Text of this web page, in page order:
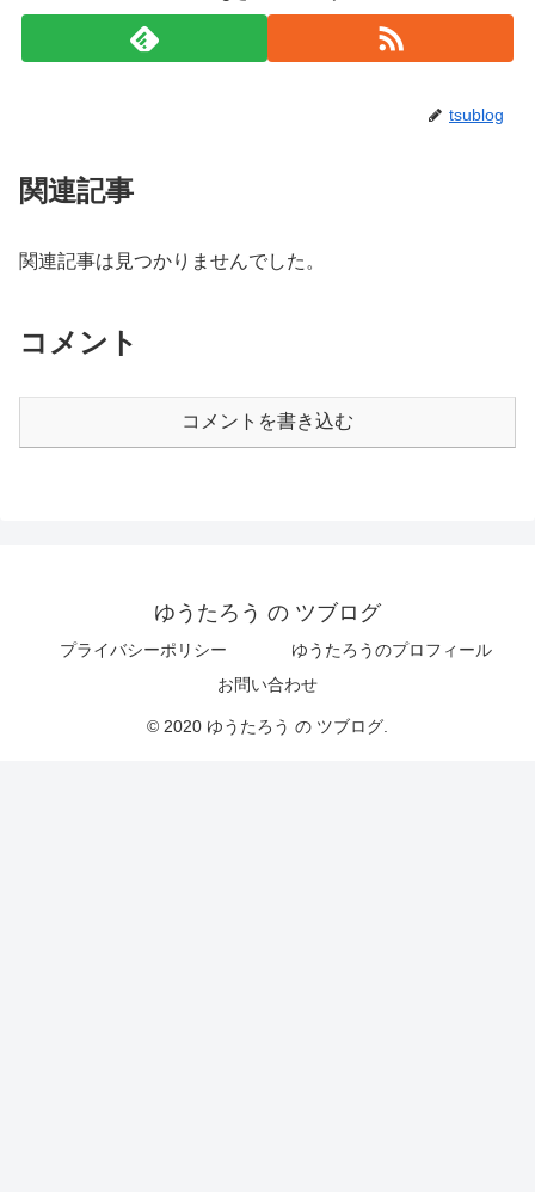
tsublog
関連記事
関連記事は見つかりませんでした。
コメント
コメントを書き込む
ゆうたろう の ツブログ
プライバシーポリシー
ゆうたろうのプロフィール
お問い合わせ
© 2020 ゆうたろう の ツブログ.